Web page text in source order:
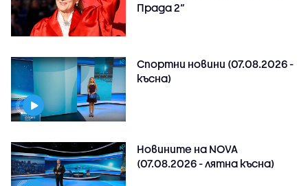
Прада 2“
Спортни новини (07.08.2026 -
късна)
Новините на NOVA
(07.08.2026 - лятна късна)